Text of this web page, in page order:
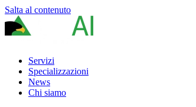
Salta al contenuto
Servizi
Specializzazioni
News
Chi siamo